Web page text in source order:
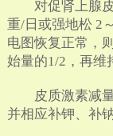
对促肾上腺皮
重/日或强地松 2
电图恢复正常，
始量的1/2，再维
皮质激素减量
并相应补钾、补